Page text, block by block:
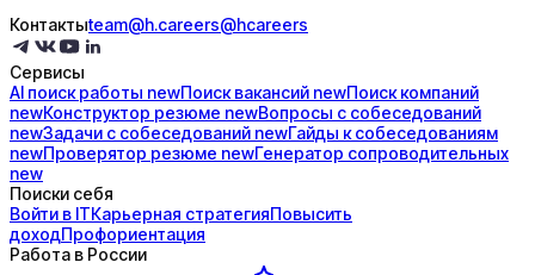
Контактыteam@h.careers@hcareers
Сервисы
AI поискработы newПоисквакансий newПоисккомпаний
newКонструктор резюме newВопросы с собеседований
newЗадачи с собеседований newГайды ксобеседованиям
newПроверятор резюме newГенератор сопроводительных
new
Поиски себя
Войти в ITКарьерная стратегияПовысить
доходПрофориентация
Работа в России